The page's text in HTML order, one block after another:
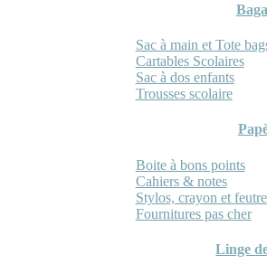
Sac à main et Tote
Cartables Scolaires
Sac à dos enfants
Trousses scolaire
Boite à bons points
Cahiers & notes
Stylos, crayon et
Fournitures pas cher
Linge